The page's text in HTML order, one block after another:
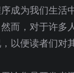
成为我们生活
而，对于许多
以便读者们对